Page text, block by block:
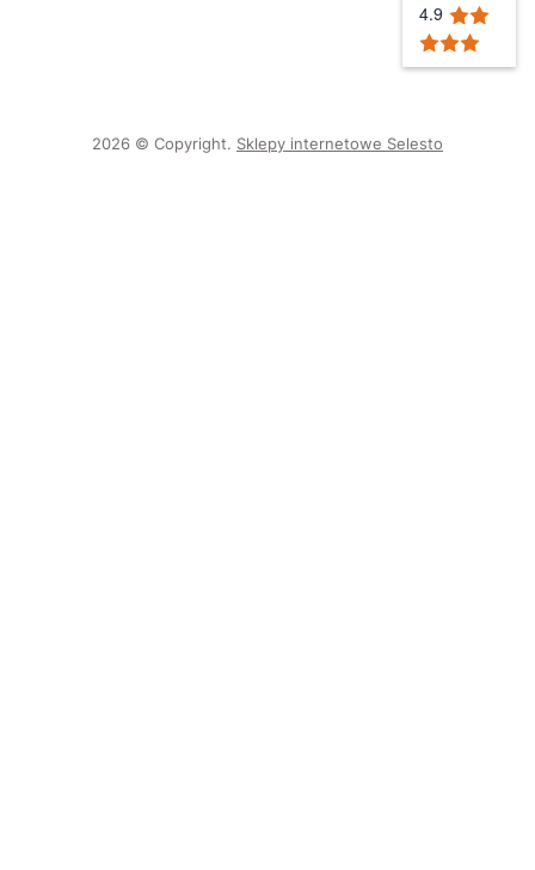
4.9
2026 © Copyright. Sklepy internetowe Selesto